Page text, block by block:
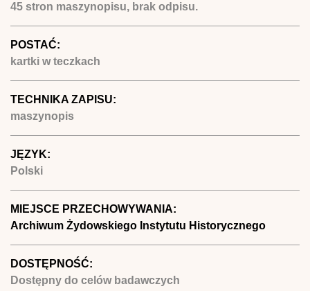
45 stron maszynopisu, brak odpisu.
POSTAĆ:
kartki w teczkach
TECHNIKA ZAPISU:
maszynopis
JĘZYK:
Polski
MIEJSCE PRZECHOWYWANIA:
Archiwum Żydowskiego Instytutu Historycznego
DOSTĘPNOŚĆ:
Dostępny do celów badawczych